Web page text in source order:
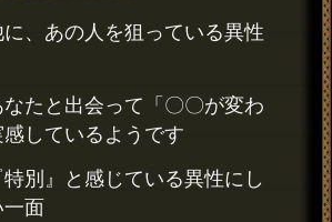
、あの人を狙っている異性
たと出会って「〇〇が変わ
しているようです
別』と感じている異性にし
面